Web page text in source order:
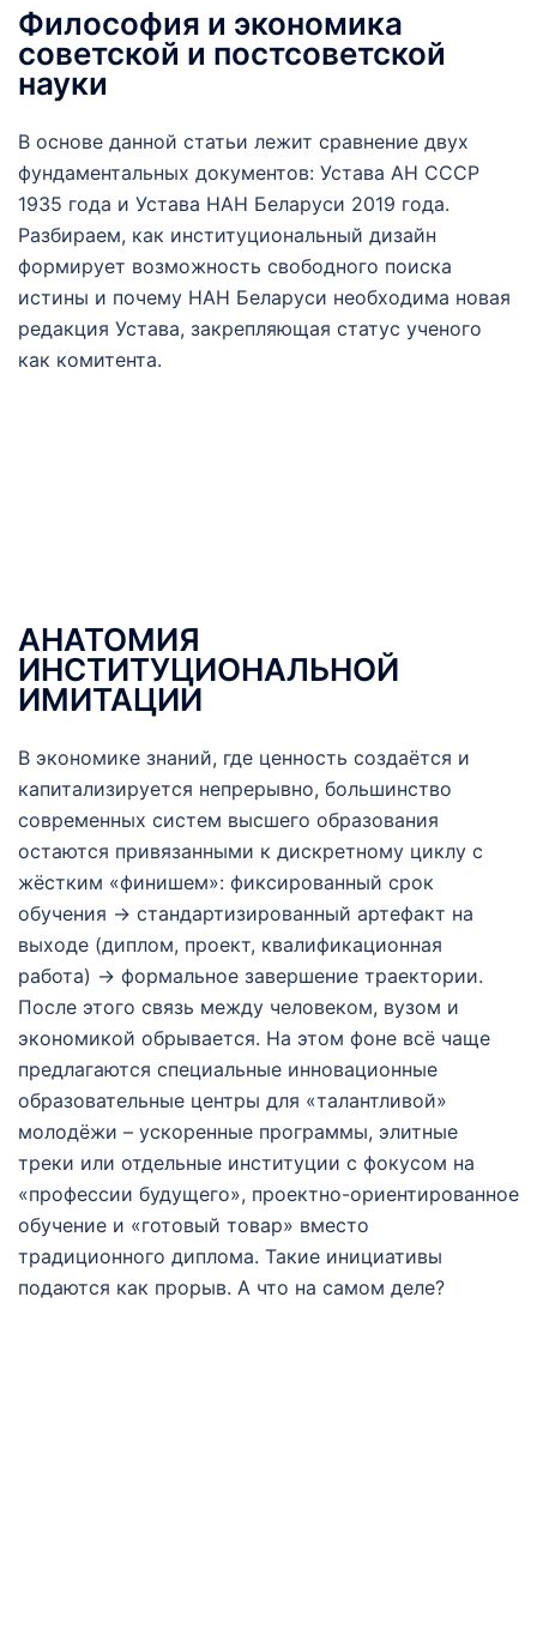
Философия и экономика
советской и постсоветской
науки
В основе данной статьи лежит сравнение двух
фундаментальных документов: Устава АН СССР
1935 года и Устава НАН Беларуси 2019 года.
Разбираем, как институциональный дизайн
формирует возможность свободного поиска
истины и почему НАН Беларуси необходима новая
редакция Устава, закрепляющая статус ученого
как комитента.
АНАТОМИЯ
ИНСТИТУЦИОНАЛЬНОЙ
ИМИТАЦИИ
В экономике знаний, где ценность создаётся и
капитализируется непрерывно, большинство
современных систем высшего образования
остаются привязанными к дискретному циклу с
жёстким «финишем»: фиксированный срок
обучения → стандартизированный артефакт на
выходе (диплом, проект, квалификационная
работа) → формальное завершение траектории.
После этого связь между человеком, вузом и
экономикой обрывается. На этом фоне всё чаще
предлагаются специальные инновационные
образовательные центры для «талантливой»
молодёжи – ускоренные программы, элитные
треки или отдельные институции с фокусом на
«профессии будущего», проектно-ориентированное
обучение и «готовый товар» вместо
традиционного диплома. Такие инициативы
подаются как прорыв. А что на самом деле?